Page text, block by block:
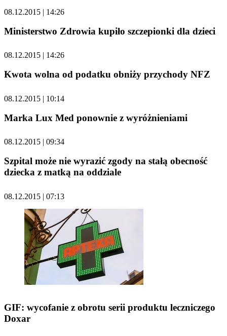
08.12.2015 | 14:26
Ministerstwo Zdrowia kupiło szczepionki dla dzieci
08.12.2015 | 14:26
Kwota wolna od podatku obniży przychody NFZ
08.12.2015 | 10:14
Marka Lux Med ponownie z wyróżnieniami
08.12.2015 | 09:34
Szpital może nie wyrazić zgody na stałą obecność
dziecka z matką na oddziale
08.12.2015 | 07:13
GIF: wycofanie z obrotu serii produktu leczniczego
Doxar